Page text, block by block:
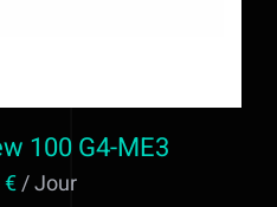
VIDEO ET
100 G4-ME3
€/ Jour